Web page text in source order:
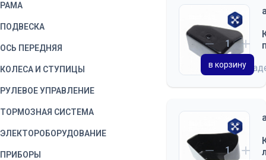
РАМА
ПОДВЕСКА
ОСЬ ПЕРЕДНЯЯ
КОЛЕСА И СТУПИЦЫ
РУЛЕВОЕ УПРАВЛЕНИЕ
ТОРМОЗНАЯ СИСТЕМА
ЭЛЕКТОРОБОРУДОВАНИЕ
ПРИБОРЫ
на
в корзину